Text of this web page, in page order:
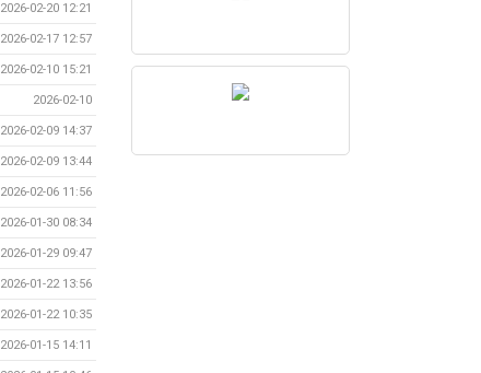
2026-02-20 12:21
2026-02-17 12:57
2026-02-10 15:21
2026-02-10
2026-02-09 14:37
2026-02-09 13:44
2026-02-06 11:56
2026-01-30 08:34
2026-01-29 09:47
2026-01-22 13:56
2026-01-22 10:35
2026-01-15 14:11